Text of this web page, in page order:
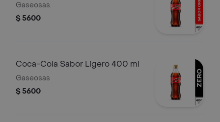
Gaseosas.
$ 5600
Coca-Cola Sabor Ligero 400 ml
Gaseosas
$ 5600